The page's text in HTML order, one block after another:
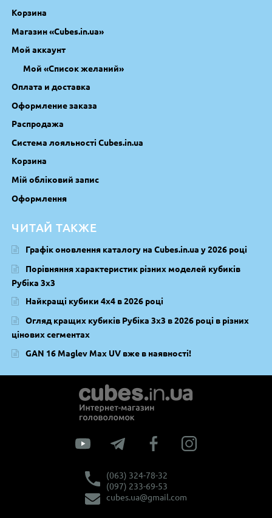
Корзина
Магазин «Cubes.in.ua»
Мой аккаунт
Мой «Список желаний»
Оплата и доставка
Оформление заказа
Распродажа
Система лояльності Cubes.in.ua
Корзина
Мій обліковий запис
Оформлення
ЧИТАЙ ТАКЖЕ
Графік оновлення каталогу на Cubes.in.ua у 2026 році
Порівняння характеристик різних моделей кубиків
Рубіка 3х3
Найкращі кубики 4х4 в 2026 році
Огляд кращих кубиків Рубіка 3х3 в 2026 році в різних
цінових сегментах
GAN 16 Maglev Max UV вже в наявності!
(063) 324-78-32
(097) 233-69-53
cubes.ua@gmail.com